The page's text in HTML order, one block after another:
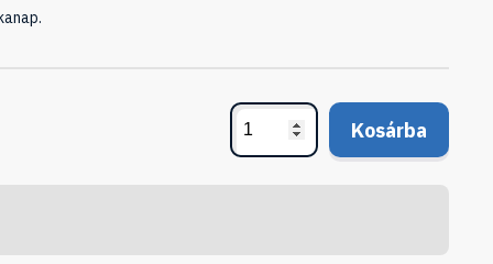
Kosárba